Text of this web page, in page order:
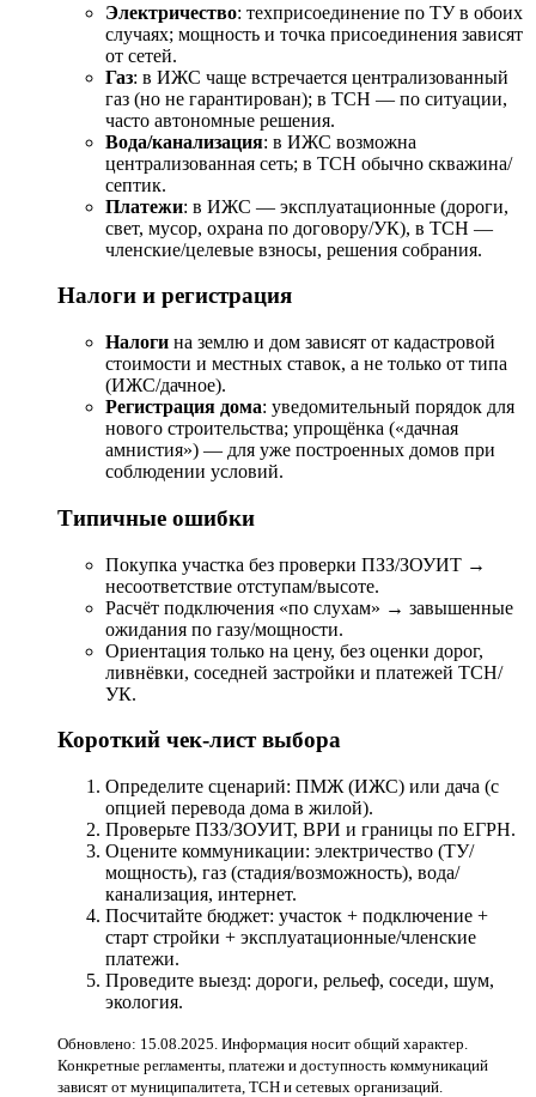
Электричество: техприсоединение по ТУ в обоих
случаях; мощность и точка присоединения зависят
от сетей.
Газ: в ИЖС чаще встречается централизованный
газ (но не гарантирован); в ТСН — по ситуации,
часто автономные решения.
Вода/канализация: в ИЖС возможна
централизованная сеть; в ТСН обычно скважина/
септик.
Платежи: в ИЖС — эксплуатационные (дороги,
свет, мусор, охрана по договору/УК), в ТСН —
членские/целевые взносы, решения собрания.
Налоги и регистрация
Налоги на землю и дом зависят от кадастровой
стоимости и местных ставок, а не только от типа
(ИЖС/дачное).
Регистрация дома: уведомительный порядок для
нового строительства; упрощёнка («дачная
амнистия») — для уже построенных домов при
соблюдении условий.
Типичные ошибки
Покупка участка без проверки ПЗЗ/ЗОУИТ →
несоответствие отступам/высоте.
Расчёт подключения «по слухам» → завышенные
ожидания по газу/мощности.
Ориентация только на цену, без оценки дорог,
ливнёвки, соседней застройки и платежей ТСН/
УК.
Короткий чек-лист выбора
Определите сценарий: ПМЖ (ИЖС) или дача (с
опцией перевода дома в жилой).
Проверьте ПЗЗ/ЗОУИТ, ВРИ и границы по ЕГРН.
Оцените коммуникации: электричество (ТУ/
мощность), газ (стадия/возможность), вода/
канализация, интернет.
Посчитайте бюджет: участок + подключение +
старт стройки + эксплуатационные/членские
платежи.
Проведите выезд: дороги, рельеф, соседи, шум,
экология.
Обновлено: 15.08.2025. Информация носит общий характер.
Конкретные регламенты, платежи и доступность коммуникаций
зависят от муниципалитета, ТСН и сетевых организаций.